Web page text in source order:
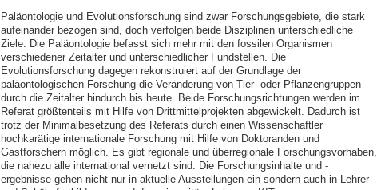
Paläontologie und Evolutionsforschung sind zwar Forschungsgebiete, die stark
aufeinander bezogen sind, doch verfolgen beide Disziplinen unterschiedliche
Ziele. Die Paläontologie befasst sich mehr mit den fossilen Organismen
verschiedener Zeitalter und unterschiedlicher Fundstellen. Die
Evolutionsforschung dagegen rekonstruiert auf der Grundlage der
paläontologischen Forschung die Veränderung von Tier- oder Pflanzengruppen
durch die Zeitalter hindurch bis heute. Beide Forschungsrichtungen werden im
Referat größtenteils mit Hilfe von Drittmittelprojekten abgewickelt. Dadurch ist
trotz der Minimalbesetzung des Referats durch einen Wissenschaftler
hochkarätige internationale Forschung mit Hilfe von Doktoranden und
Gastforschern möglich. Es gibt regionale und überregionale Forschungsvorhaben,
die nahezu alle international vernetzt sind. Die Forschungsinhalte und -
ergebnisse gehen nicht nur in aktuelle Ausstellungen ein sondern auch in Lehrer-